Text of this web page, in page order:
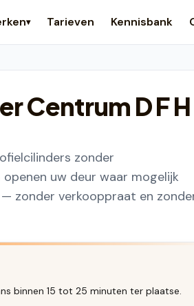
▾ Tarieven Kennisbank
Centrum D F H
zonder
uw deur waar mogelijk
zonder verkooppraat en
binnen 15 tot 25 minuten ter plaatse.